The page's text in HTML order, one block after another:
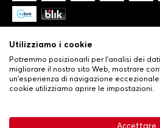
Condizioni generali di vendita•
Utilizziamo i cookie
Potremmo posizionarli per l'analisi dei
migliorare il nostro sito Web, mostrare
un'esperienza di navigazione
cookie utilizziamo aprire le impostazioni.
Accettare